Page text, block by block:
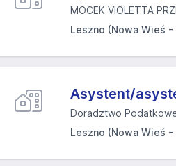
MOCEK VIOLETTA
Leszno (Nowa Wieś -
Asystent/
Doradztwo
Leszno (Nowa Wieś -